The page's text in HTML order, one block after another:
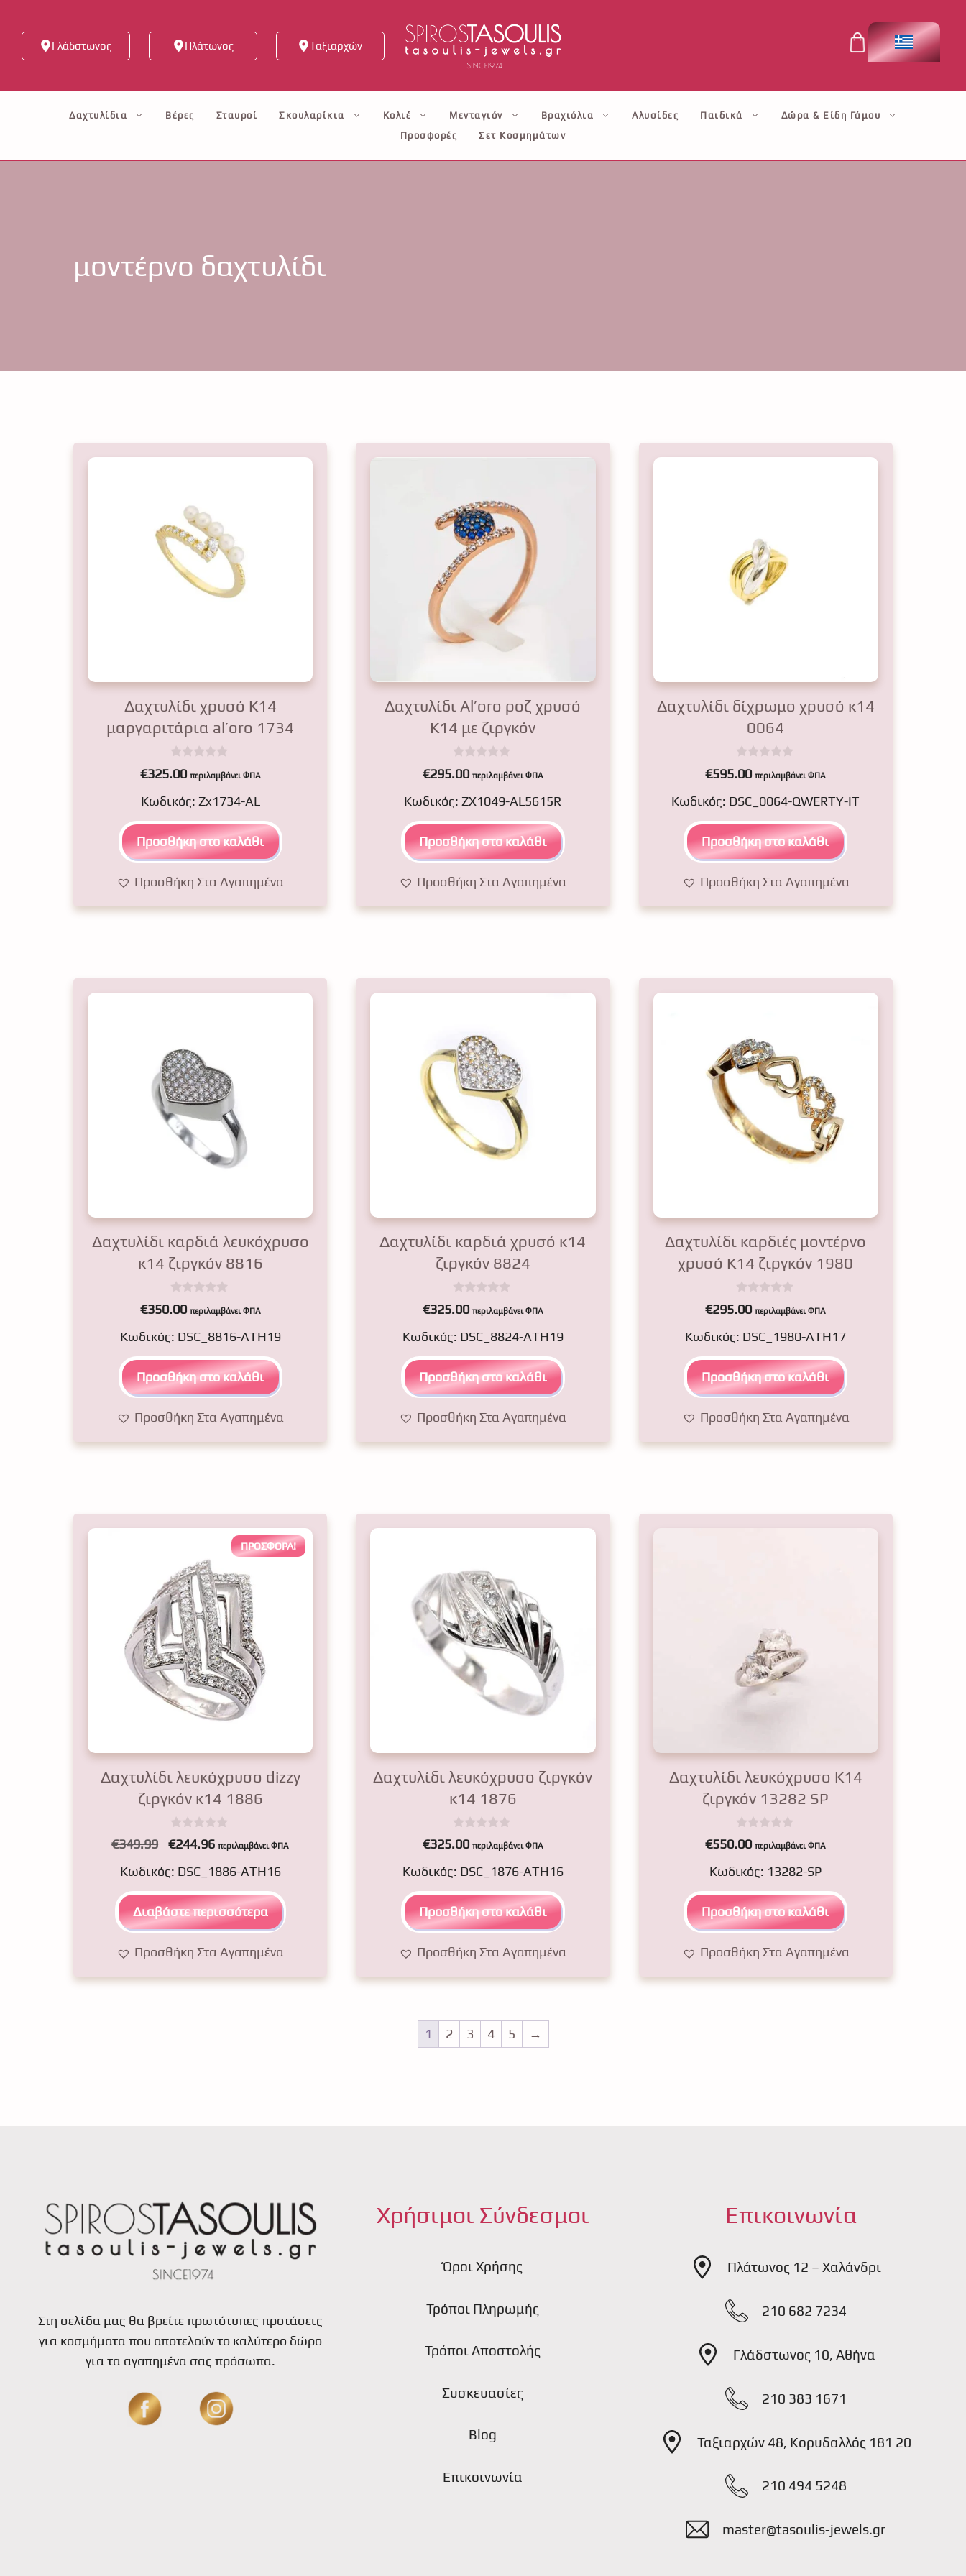
περιεχόμενοΓλάδστωνος Πλάτωνος Ταξιαρχών
Δαχτυλίδια Βέρες Σταυροί Σκουλαρίκια Κολιέ Μενταγιόν Βραχιόλια Αλυσίδες Παιδικά
Δώρα & Είδη Γάμου
Προσφορές
Σετ Κοσμημάτων
μοντέρνο δαχτυλίδι
Δαχτυλίδι χρυσό Κ14
μαργαριτάρια al’oro 1734
0
o
t
f
5
€325.00 περιλαμβάνει ΦΠΑ
Κωδικός: Zx1734-AL
Προσθήκη στο καλάθι
Προσθήκη Στα Αγαπημένα
Δαχτυλίδι Al’oro ροζ χρυσό
Κ14 με ζιργκόν
0
o
t
o
f
5
€295.00 περιλαμβάνει ΦΠΑ
Κωδικός: ZX1049-AL5615R
Προσθήκη στο καλάθι
Προσθήκη Στα Αγαπημένα
Δαχτυλίδι δίχρωμο χρυσό κ14
0064
0
o
t
f
5
€595.00 περιλαμβάνει ΦΠΑ
Κωδικός: DSC_0064-QWERTY-IT
Προσθήκη στο καλάθι
Προσθήκη Στα Αγαπημένα
Δαχτυλίδι καρδιά λευκόχρυσο
κ14 ζιργκόν 8816
0
o
t
f
5
€350.00 περιλαμβάνει ΦΠΑ
Κωδικός: DSC_8816-ATH19
Προσθήκη στο καλάθι
Προσθήκη Στα Αγαπημένα
Δαχτυλίδι καρδιά χρυσό κ14
ζιργκόν 8824
0
o
t
f
5
€325.00 περιλαμβάνει ΦΠΑ
Κωδικός: DSC_8824-ATH19
Προσθήκη στο καλάθι
Προσθήκη Στα Αγαπημένα
Δαχτυλίδι καρδιές μοντέρνο
χρυσό Κ14 ζιργκόν 1980
0
o
t
f
5
€295.00 περιλαμβάνει ΦΠΑ
Κωδικός: DSC_1980-ATH17
Προσθήκη στο καλάθι
Προσθήκη Στα Αγαπημένα
ΠΡΟΣΦΟΡΆ!
Δαχτυλίδι λευκόχρυσο dizzy
ζιργκόν κ14 1886
0
o
t
f
5
€349.99
Original
was:
€349.99.
€244.96Η
τιμή
είναι:
€244.96.
περιλαμβάνει ΦΠΑ
Κωδικός: DSC_1886-ATH16
Διαβάστε περισσότερα
Προσθήκη Στα Αγαπημένα
Δαχτυλίδι λευκόχρυσο ζιργκόν
κ14 1876
0
o
t
f
5
€325.00 περιλαμβάνει ΦΠΑ
Κωδικός: DSC_1876-ATH16
Προσθήκη στο καλάθι
Προσθήκη Στα Αγαπημένα
Δαχτυλίδι λευκόχρυσο Κ14
ζιργκόν 13282 SP
0
o
t
f
5
€550.00 περιλαμβάνει ΦΠΑ
Κωδικός: 13282-SP
Προσθήκη στο καλάθι
Προσθήκη Στα Αγαπημένα
1 2 3 4 5 →
Στη σελίδα μας θα βρείτε πρωτότυπες προτάσεις
για κοσμήματα που αποτελούν το καλύτερο δώρο
για τα αγαπημένα σας πρόσωπα.
Χρήσιμοι Σύνδεσμοι
Όροι Χρήσης
Τρόποι Πληρωμής
Τρόποι Αποστολής
Συσκευασίες
Blog
Επικοινωνία
Επικοινωνία
Πλάτωνος 12 – Χαλάνδρι
210 682 7234
Γλάδστωνος 10, Αθήνα
210 383 1671
Ταξιαρχών 48, Κορυδαλλός 181 20
210 494 5248
master@tasoulis-jewels.gr